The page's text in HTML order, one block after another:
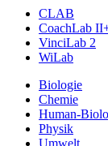
CLAB
CoachLab
VinciLab 2
WiLab
Biologie
Chemie
Human-
Physik
Umwelt